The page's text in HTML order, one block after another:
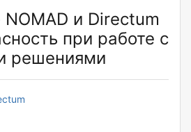
и Directum
при работе с
решениями